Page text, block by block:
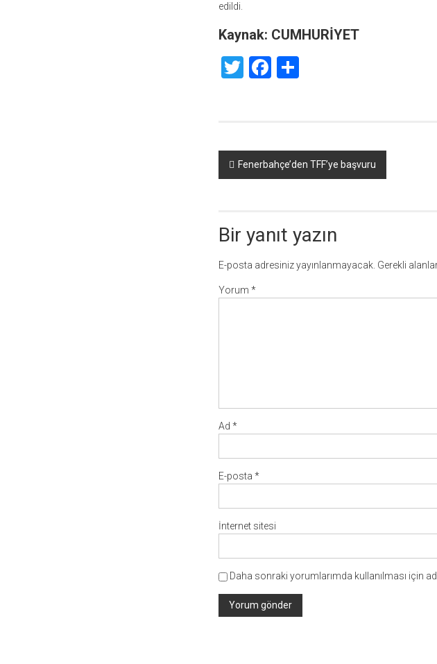
edildi.
Kaynak: CUMHURİYET
TwitterFacebook
Share
Yazı
dolaşımı
Fenerbahçe’den TFF’ye başvuru
Bir yanıt yazın
E-posta adresiniz yayınlanmayacak. Gerekli
Yorum *
Ad *
E-posta *
İnternet sitesi
Daha sonraki yorumlarımda kullanılması için